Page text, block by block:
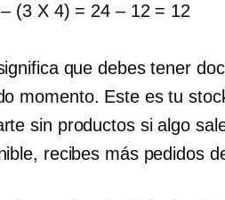
–(3 X 4) = 24 –12 = 12
que debes tener
momento. Este es tu
sin productos si algo
recibes más pedidos